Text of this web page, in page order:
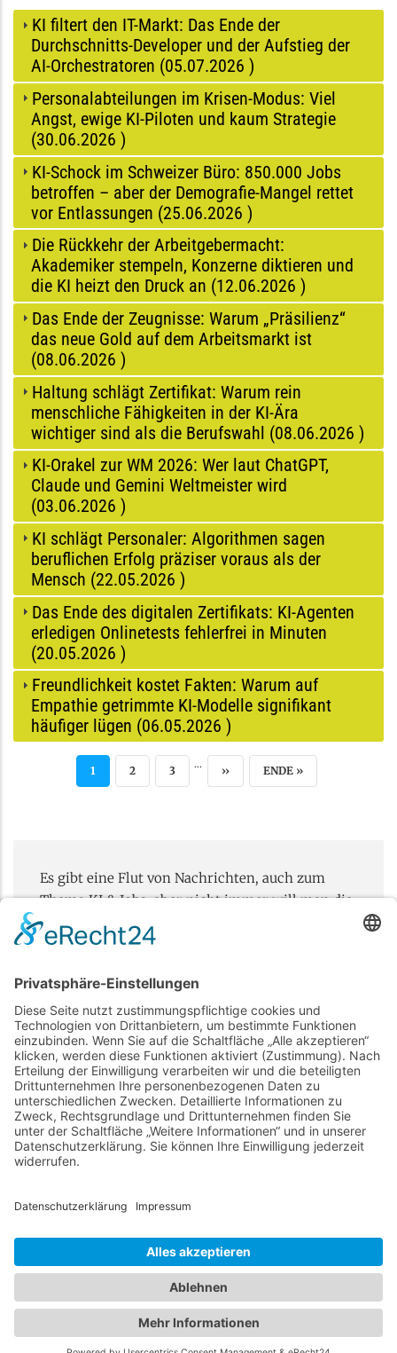
KI filtert den IT-Markt: Das Ende der
Durchschnitts-Developer und der Aufstieg der
AI-Orchestratoren (05.07.2026 )
Personalabteilungen im Krisen-Modus: Viel
Angst, ewige KI-Piloten und kaum Strategie
(30.06.2026 )
KI-Schock im Schweizer Büro: 850.000 Jobs
betroffen – aber der Demografie-Mangel rettet
vor Entlassungen (25.06.2026 )
Die Rückkehr der Arbeitgebermacht:
Akademiker stempeln, Konzerne diktieren und
die KI heizt den Druck an (12.06.2026 )
Das Ende der Zeugnisse: Warum „Präsilienz“
das neue Gold auf dem Arbeitsmarkt ist
(08.06.2026 )
Haltung schlägt Zertifikat: Warum rein
menschliche Fähigkeiten in der KI-Ära
wichtiger sind als die Berufswahl (08.06.2026 )
KI-Orakel zur WM 2026: Wer laut ChatGPT,
Claude und Gemini Weltmeister wird
(03.06.2026 )
KI schlägt Personaler: Algorithmen sagen
beruflichen Erfolg präziser voraus als der
Mensch (22.05.2026 )
Das Ende des digitalen Zertifikats: KI-Agenten
erledigen Onlinetests fehlerfrei in Minuten
(20.05.2026 )
Freundlichkeit kostet Fakten: Warum auf
Empathie getrimmte KI-Modelle signifikant
häufiger lügen (06.05.2026 )
AKTUELLE SEITE
1 SEITE
2 SEITE
3
… NÄCHSTE SEITE
›› LETZTE SEITE
ENDE »
Es gibt eine Flut von Nachrichten, auch zum
Thema KI & Jobs, aber nicht immer will man die
News komplett lesen. Aber das weiß man oft
erst, wenn man den Artikel gelesen hat, also zu
Aktuell gibt Kim (KI+Mensch) aus:
Zusammenfassung
Kritischer Blick (blau)
Vorhersage, wie sich "diese Thema"
weiterentwickeln wird (gelb) und
Empfehlung als JOBfellow (grün)
Dazu erzeugt Kim auch jeweils Charts.
News-Team:ki-post@jobfellow.de
JOBfellow ist ein Projekt der ai-port GmbH | Steinfurter Straße
104 | 48149 Münster |team@jobfellow.de| 0251 3900140
Impressum|Datenschutzerklärung